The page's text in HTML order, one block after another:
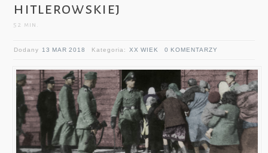
hitlerowskiej
52 min.
Dodany 13 MAR 2018 Kategoria:XX WIEK 0 KOMENTARZY